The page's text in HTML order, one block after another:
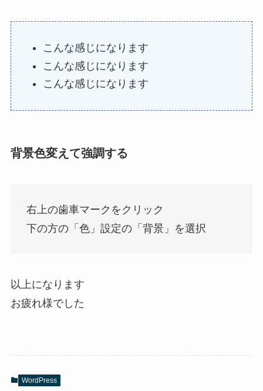
こんな感じになります
こんな感じになります
こんな感じになります
背景色変えて強調する
右上の歯車マークをクリック
下の方の「色」設定の「背景」を選択
以上になります
お疲れ様でした
WordPress